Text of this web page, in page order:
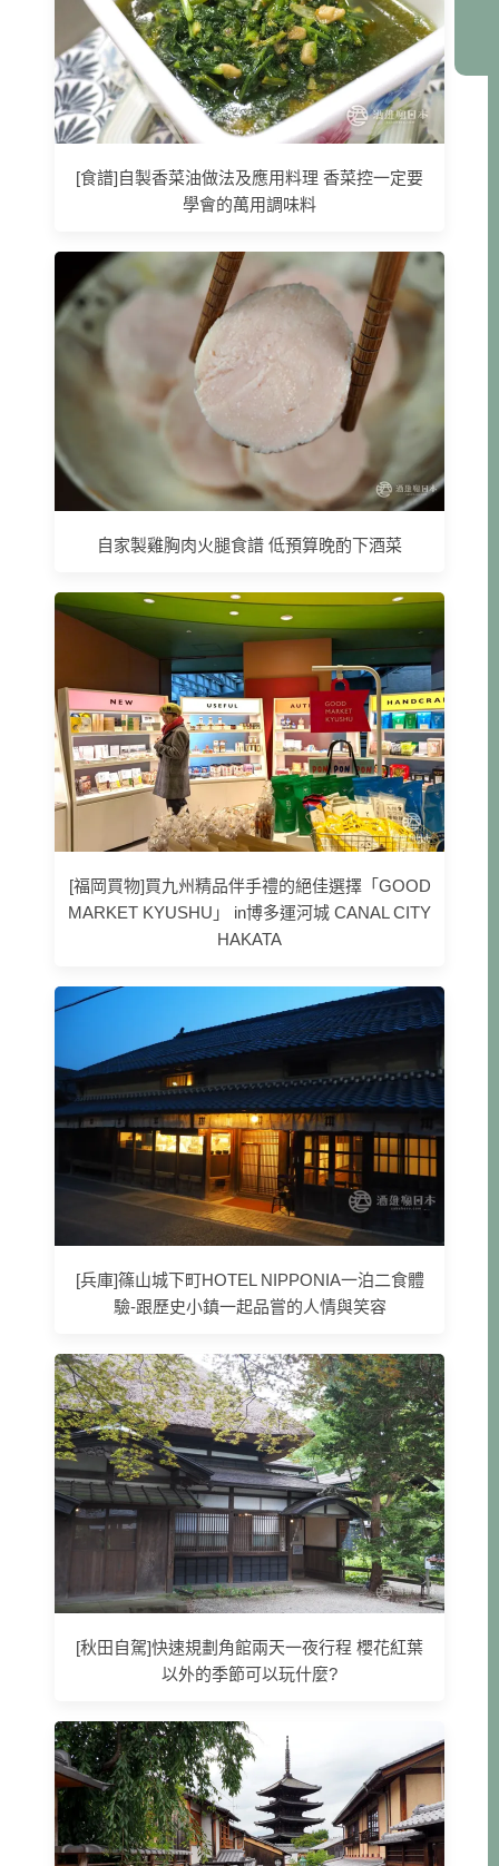
[食譜]自製香菜油做法及應用料理 香菜控一定要
學會的萬用調味料
自家製雞胸肉火腿食譜 低預算晚酌下酒菜
[福岡買物]買九州精品伴手禮的絕佳選擇「GOOD
MARKET KYUSHU」 in博多運河城 CANAL CITY
HAKATA
[兵庫]篠山城下町HOTEL NIPPONIA一泊二食體
驗-跟歷史小鎮一起品嘗的人情與笑容
[秋田自駕]快速規劃角館兩天一夜行程 櫻花紅葉
以外的季節可以玩什麼?